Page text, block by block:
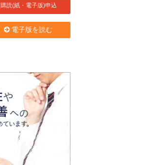
購読(紙・電子版)申込
電子版を読む